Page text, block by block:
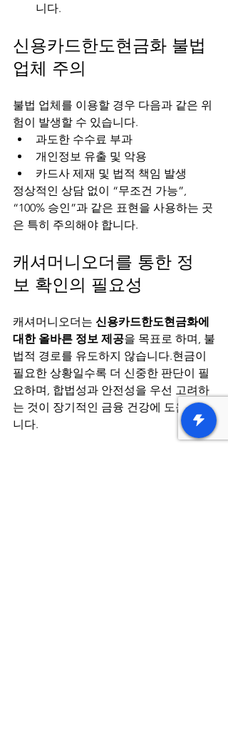
니다.
신용카드한도현금화 불법
업체 주의
불법 업체를 이용할 경우 다음과 같은 위
험이 발생할 수 있습니다.
과도한 수수료 부과
개인정보 유출 및 악용
카드사 제재 및 법적 책임 발생
정상적인 상담 없이 “무조건 가능”,
“100% 승인”과 같은 표현을 사용하는 곳
은 특히 주의해야 합니다.
캐셔머니오더를 통한 정
보 확인의 필요성
캐셔머니오더는 신용카드한도현금화에
대한 올바른 정보 제공을 목표로 하며, 불
법적 경로를 유도하지 않습니다.현금이
필요한 상황일수록 더 신중한 판단이 필
요하며, 합법성과 안전성을 우선 고려하
는 것이 장기적인 금융 건강에 도움이 됩
니다.